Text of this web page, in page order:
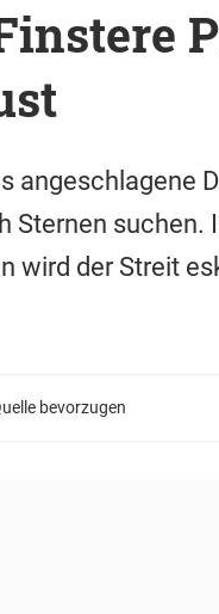
angeschlagene
Sternen suchen.
wird der Streit
bevorzugen